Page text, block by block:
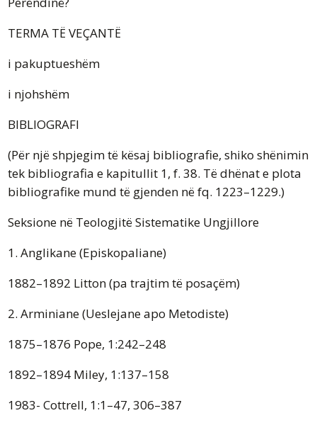
TERMA TË VEÇANTË
i pakuptueshëm
i njohshëm
BIBLIOGRAFI
(Për një shpjegim të kësaj bibliografie, shiko shënimin
tek bibliografia e kapitullit 1, f. 38. Të dhënat e plota
bibliografike mund të gjenden në fq. 1223–1229.)
Seksione në Teologjitë Sistematike Ungjillore
1. Anglikane (Episkopaliane)
1882–1892 Litton (pa trajtim të posaçëm)
2. Arminiane (Ueslejane apo Metodiste)
1875–1876 Pope, 1:242–248
1892–1894 Miley, 1:137–158
1983- Cottrell, 1:1–47, 306–387